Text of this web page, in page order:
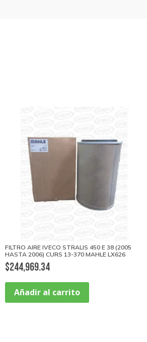
FILTRO AIRE IVECO STRALIS 450 E 38 (2005
HASTA 2006) CURS 13-370 MAHLE LX626
$244,969.34
Añadir al carrito